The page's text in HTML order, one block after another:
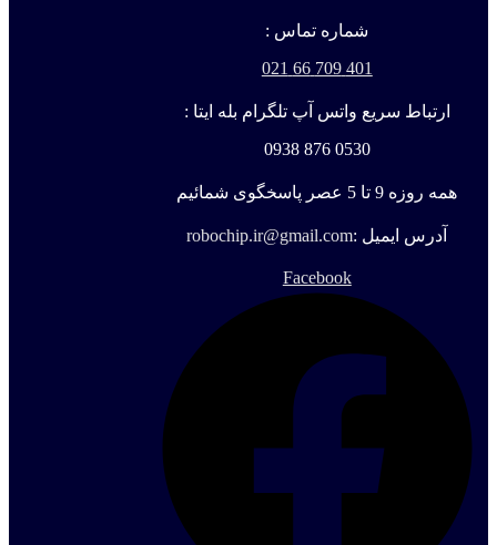
شماره تماس :
401 709 66 021
ارتباط سریع واتس آپ تلگرام بله ایتا :
0530 876 0938
همه روزه 9 تا 5 عصر پاسخگوی شمائیم
آدرس ایمیل :robochip.ir@gmail.com
Facebook